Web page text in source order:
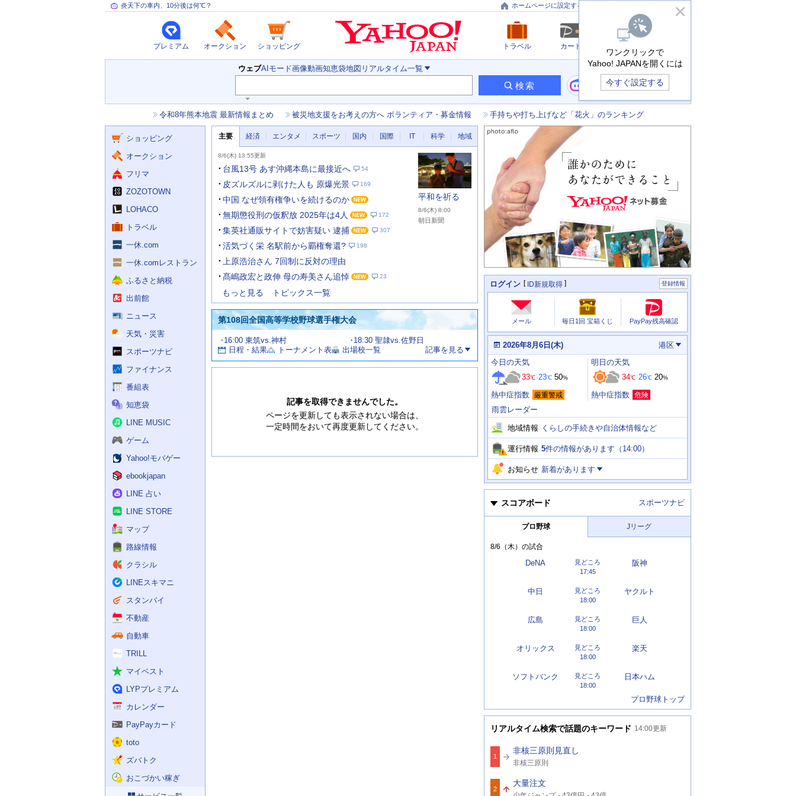
ワンクリックで
Yahoo! JAPANを開くには
今すぐ設定する
炎天下の車内、10分後は何℃？ ホームページに設定する
トラベル カード
プレミアム オークション ショッピング
検
索
ウェブAIモード画像動画知恵袋地図 リアルタイム一覧
検索
ワ
ー
力
補
助
を
開
く
せ
令和8年熊本地震 最新情報まとめ 被災地支援をお考えの方へ ボランティア・募金情報 手持ちや打ち上げなど「花火」のランキング
ビ
ショッピング
オークション
フリマ
ZOZOTOWN
LOHACO
トラベル
一休.com
一休.comレストラン
ふるさと納税
出前館
ニュース
天気・災害
スポーツナビ
ファイナンス
番組表
知恵袋
LINE MUSIC
ゲーム
Yahoo!モバゲー
ebookjapan
LINE 占い
LINE STORE
マップ
路線情報
クラシル
LINEスキマニ
スタンバイ
不動産
自動車
TRILL
マイベスト
LYPプレミアム
カレンダー
PayPayカード
toto
ズバトク
おこづかい稼ぎ
ュ
ス
主要 経済 エンタメ スポーツ 国内 国際 IT 科学 地域
要
ニ
ー
8/6(木) 13:55更新
台風13号 あす沖縄本島に最接近へ 54
皮ズルズルに剥けた人も 原爆光景 169
中国 なぜ領有権争いを続けるのか
無期懲役刑の仮釈放 2025年は4人
172
集英社通販サイトで妨害疑い 逮捕 307
活気づく栄 名駅前から覇権奪還? 198
上原浩治さん 7回制に反対の理由
髙嶋政宏と政伸 母の寿美さん追悼
23
平和を祈る
8/6(木) 8:00
朝日新聞
もっと見る トピックス一覧
第108回全国高等学校野球選手権大会
試
合
情
16:00 東筑vs.神村
18:30 聖隷vs.佐野日
日程・結果
トーナメント表 出場校一覧 記事を見る
お
す
す
記事を取得できませんでした。
ページを更新しても表示されない場合は、
一定時間をおいて再度更新してください。
個
人
情
報
ログイン ID新規取得 登録情報
あ
た
の
ス
ス
メール 毎日1回 宝箱くじ PayPay残高確認
本
日
の
天
気
、
運
情
報
2026年8月6日(木) 港区
今
日
明
日
の
天
気
今日 の天気
33℃ 23℃ 50%
熱中症指数 厳重警戒
明日 の天気
34℃ 26℃ 20%
熱中症指数 危険
雨雲レーダー
地域情報 くらしの手続きや自治体情報など
運行情報 5件の情報があります（ 14:00）
お知らせ 新着があります
スコアボード スポーツナビ
プロ野球 Jリーグ
8/6（木） の試合
DeNA 阪神
17:45
見どころ
中日 ヤクルト
18:00
見どころ
広島 巨人
18:00
見どころ
オリックス 楽天
18:00
見どころ
ソフトバンク 日本ハム
18:00
見どころ
プロ野球トップ
リアルタイム検索で話題のキーワード 14:00更新
1
非核三原則見直し
関
連
ー
ド
非核三原則
2
大量注文
関